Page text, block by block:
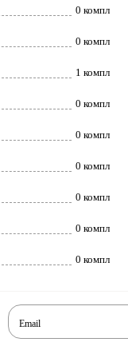
0 компл
0 компл
1 компл
0 компл
0 компл
0 компл
0 компл
0 компл
0 компл
Email